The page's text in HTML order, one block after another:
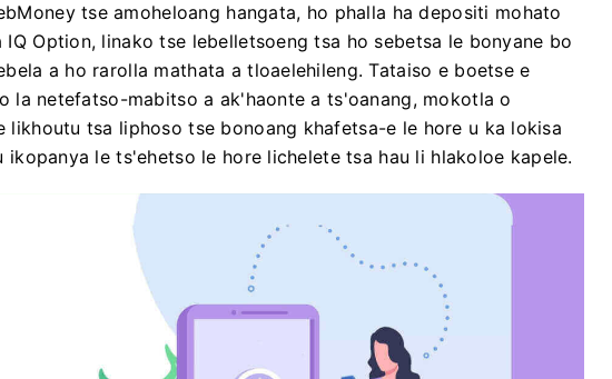
tse amoheloang hangata, ho phalla ha depositi mohato
Option, linako tse lebelletsoeng tsa ho sebetsa le bonyane bo
a ho rarolla mathata a tloaelehileng. Tataiso e boetse e
la netefatso-mabitso a ak'haonte a ts'oanang, mokotla o
likhoutu tsa liphoso tse bonoang khafetsa-e le hore u ka lokisa
le ts'ehetso le hore lichelete tsa hau li hlakoloe kapele.